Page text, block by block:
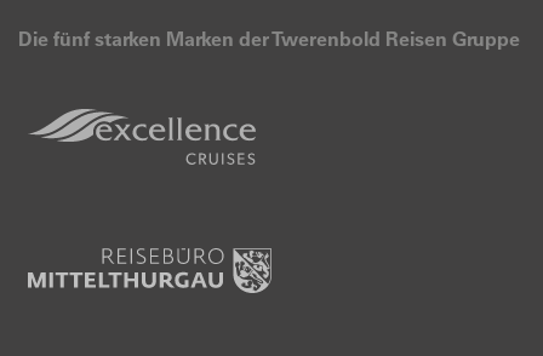
Die fünf starken Marken der Twerenbold Reisen Gruppe